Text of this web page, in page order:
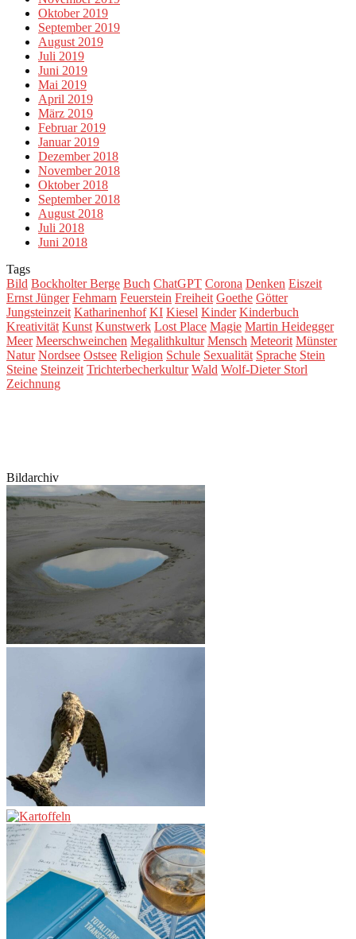
Oktober 2019
September 2019
August 2019
Juli 2019
Juni 2019
Mai 2019
April 2019
März 2019
Februar 2019
Januar 2019
Dezember 2018
November 2018
Oktober 2018
September 2018
August 2018
Juli 2018
Juni 2018
Tags
Bild Bockholter Berge Buch ChatGPT Corona Denken Eiszeit
Ernst Jünger Fehmarn Feuerstein Freiheit Goethe Götter
Jungsteinzeit Katharinenhof KI Kiesel Kinder Kinderbuch
Kreativität Kunst Kunstwerk Lost Place Magie Martin Heidegger
Meer Meerschweinchen Megalithkultur Mensch Meteorit Münster
Natur Nordsee Ostsee Religion Schule Sexualität Sprache Stein
Steine Steinzeit Trichterbecherkultur Wald Wolf-Dieter Storl
Zeichnung
Bildarchiv